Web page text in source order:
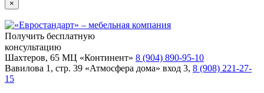
×
Получить бесплатную
консультацию
Шахтеров, 65 МЦ «Континент» 8 (904) 890-95-10
Вавилова 1, стр. 39 «Атмосфера дома» вход 3, 8 (908) 221-27-
15